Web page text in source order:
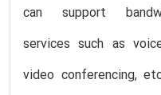
can support
services such as
video conferencing,